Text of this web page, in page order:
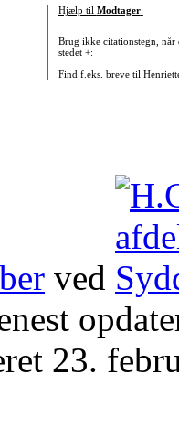
Hjælp til Modtager:
Brug ikke citationstegn, når
stedet +:
Find f.eks. breve til
ved
23.